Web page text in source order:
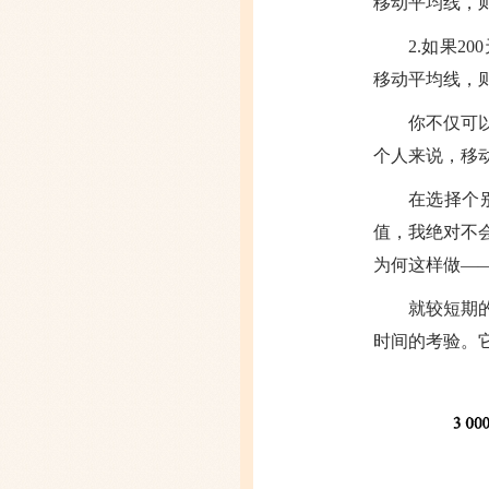
2.如果
移动平均线，
你不仅可
个人来说，移
在选择个
值，我绝对不
为何这样做
就较短期
时间的考验。